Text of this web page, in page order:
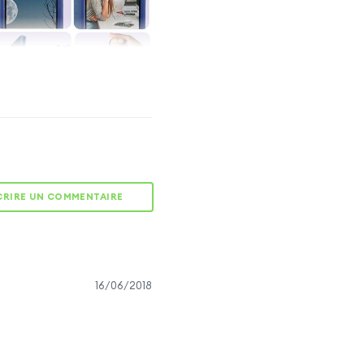
intégralité : écran,
côtés, dos.
UN COMMENTAIRE
16/06/2018